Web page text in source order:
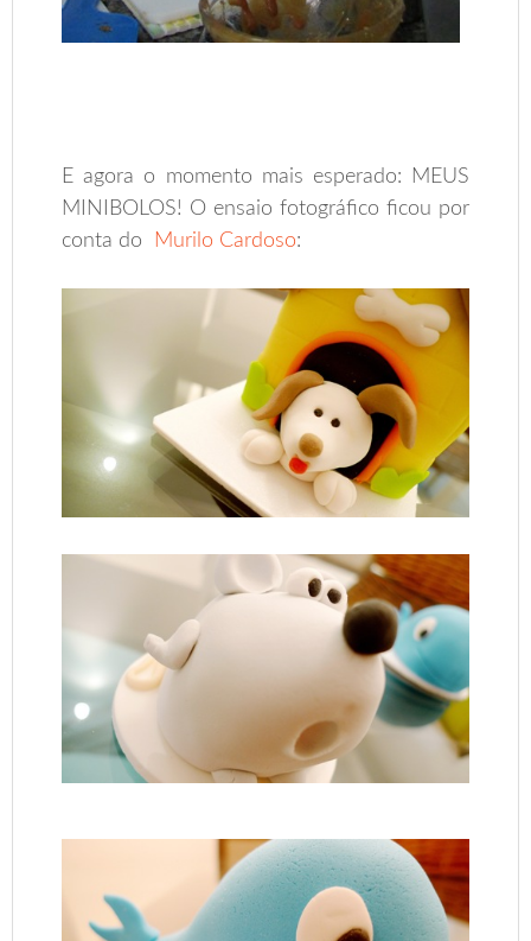
E agora o momento mais esperado: MEUS
MINIBOLOS! O ensaio fotográfico ficou por
conta do Murilo Cardoso: